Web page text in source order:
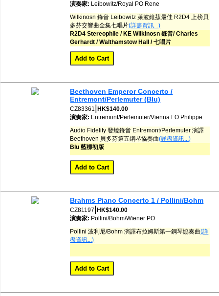
演奏家: Leibowitz/Royal PO Rene
Wilkinosn 錄音 Leibowitz 萊波維茲最佳 R2D4 上榜貝
多芬交響曲全集七唱片(詳盡資訊...)
R2D4 Stereophile / KE Wilkinosn 錄音/ Charles
Gerhardt / Walthamstow Hall / 七唱片
Beethoven Emperor Concerto /
Entremont/Perlemuter (Blu)
CZ83361 |HK$140.00
演奏家: Entremont/Perlemuter/Vienna FO Philippe
Audio Fidelity 發燒錄音 Entremont/Perlemuter 演譯
Beethoven 貝多芬第五鋼琴協奏曲(詳盡資訊...)
Blu 藍標初版
Brahms Piano Concerto 1 / Pollini/Bohm
CZ81197 |HK$140.00
演奏家: Pollini/Bohm/Wiener PO
Pollini 波利尼/Bohm 演譯布拉姆斯第一鋼琴協奏曲(詳
盡資訊...)